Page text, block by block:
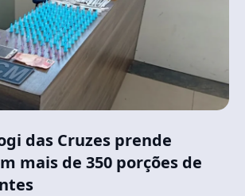
das Cruzes prende
mais de 350 porções de